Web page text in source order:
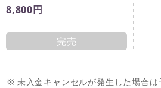
8,800円
完売
※ 未入金キャンセルが発生した場合